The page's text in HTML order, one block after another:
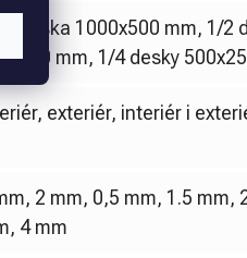
deska 1000x500 mm, 1/2
mm, 1/4 desky
exteriér, interiér i
2 mm, 0,5 mm, 1.5 mm,
4 mm